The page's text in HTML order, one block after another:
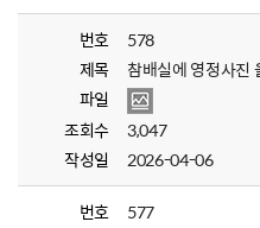
번호
578
제목
참배실에 영정사진
파일
조회수
3,047
작성일
2026-04-06
번호
577